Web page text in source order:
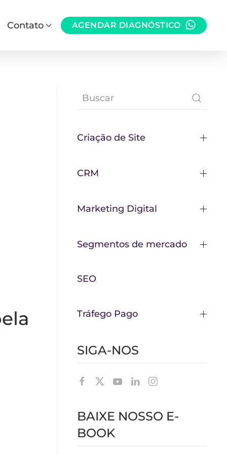
Contato AGENDAR DIAGNÓSTICO
Criação de Site
CRM
Marketing Digital
Segmentos de mercado
SEO
Tráfego Pago
SIGA-NOS
BAIXE NOSSO E-
BOOK